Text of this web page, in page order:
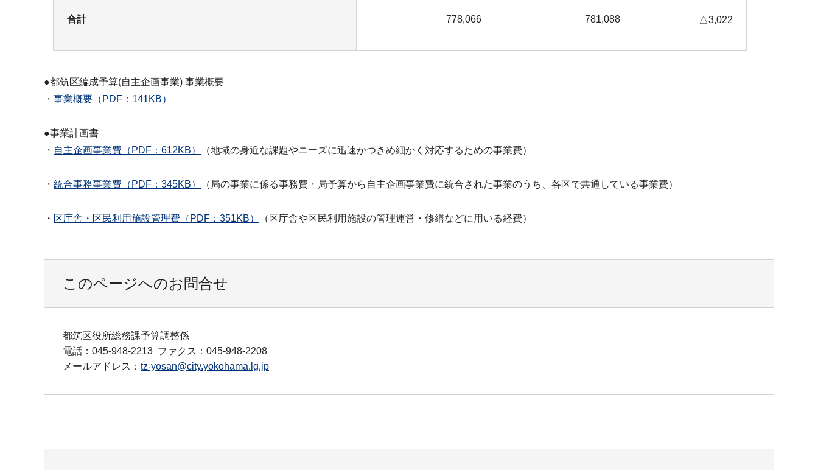
合計 778,066 781,088 △3,022
●都筑区編成予算(自主企画事業) 事業概要
・ 事業概要（PDF：141KB）
●事業計画書
・ 自主企画事業費（PDF：612KB） （地域の身近な課題やニーズに迅速かつきめ細かく対応するための事業費）
・ 統合事務事業費（PDF：345KB） （局の事業に係る事務費・局予算から自主企画事業費に統合された事業のうち、各区で共通している事業費）
・ 区庁舎・区民利用施設管理費（PDF：351KB） （区庁舎や区民利用施設の管理運営・修繕などに用いる経費）
このページへのお問合せ
都筑区役所総務課予算調整係
電話：045-948-2213 ファクス：045-948-2208
メールアドレス： tz-yosan@city.yokohama.lg.jp